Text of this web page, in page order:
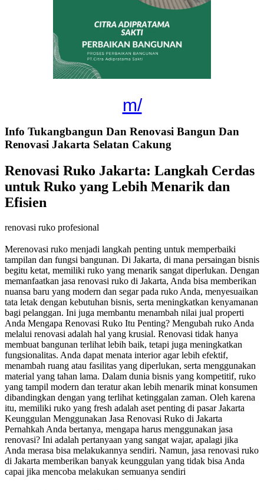
m/
Info Tukangbangun Dan Renovasi Bangun Dan
Renovasi Jakarta Selatan Cakung
Renovasi Ruko Jakarta: Langkah Cerdas
untuk Ruko yang Lebih Menarik dan
Efisien
renovasi ruko profesional
Merenovasi ruko menjadi langkah penting untuk memperbaiki
tampilan dan fungsi bangunan. Di Jakarta, di mana persaingan bisnis
begitu ketat, memiliki ruko yang menarik sangat diperlukan. Dengan
memanfaatkan jasa renovasi ruko di Jakarta, Anda bisa memberikan
nuansa baru yang modern dan segar pada ruko Anda, menyesuaikan
tata letak dengan kebutuhan bisnis, serta meningkatkan kenyamanan
bagi pelanggan. Ini juga membantu menambah nilai jual properti
Anda Mengapa Renovasi Ruko Itu Penting? Mengubah ruko Anda
melalui renovasi adalah hal yang krusial. Renovasi tidak hanya
membuat bangunan terlihat lebih baik, tetapi juga meningkatkan
fungsionalitas. Anda dapat menata interior agar lebih efektif,
menambah ruang atau fasilitas yang diperlukan, serta menggunakan
material yang tahan lama. Dalam dunia bisnis yang kompetitif, ruko
yang tampil modern dan teratur akan lebih menarik minat konsumen
dibandingkan dengan yang terlihat ketinggalan zaman. Oleh karena
itu, memiliki ruko yang fresh adalah aset penting di pasar Jakarta
Keunggulan Menggunakan Jasa Renovasi Ruko di Jakarta
Pernahkah Anda bertanya, mengapa harus menggunakan jasa
renovasi? Ini adalah pertanyaan yang sangat wajar, apalagi jika
Anda merasa bisa melakukannya sendiri. Namun, jasa renovasi ruko
di Jakarta memberikan banyak keunggulan yang tidak bisa Anda
capai jika mencoba melakukan semuanya sendiri